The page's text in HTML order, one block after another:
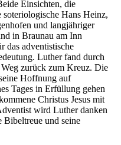
Einsichten, die
Hans Heinz,
und langjähriger
in Braunau am Inn
das adventistische
Luther fand durch
zurück zum Kreuz. Die
Hoffnung auf
Tages in Erfüllung gehen
Christus Jesus mit
wird Luther danken
und seine